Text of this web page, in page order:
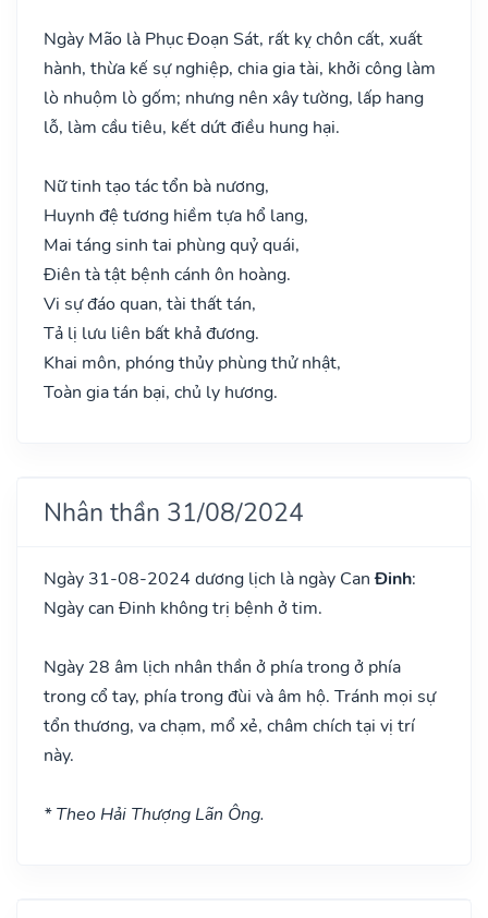
Ngày Mão là Phục Đoạn Sát, rất kỵ chôn cất, xuất
hành, thừa kế sự nghiệp, chia gia tài, khởi công làm
lò nhuộm lò gốm; nhưng nên xây tường, lấp hang
lỗ, làm cầu tiêu, kết dứt điều hung hại.
Nữ tinh tạo tác tổn bà nương,
Huynh đệ tương hiềm tựa hổ lang,
Mai táng sinh tai phùng quỷ quái,
Điên tà tật bệnh cánh ôn hoàng.
Vi sự đáo quan, tài thất tán,
Tả lị lưu liên bất khả đương.
Khai môn, phóng thủy phùng thử nhật,
Toàn gia tán bại, chủ ly hương.
Nhân thần 31/08/2024
Ngày 31-08-2024 dương lịch là ngày CanĐinh:
Ngày can Đinh không trị bệnh ở tim.
Ngày 28 âm lịch nhân thần ở phía trong ở phía
trong cổ tay, phía trong đùi và âm hộ. Tránh mọi sự
tổn thương, va chạm, mổ xẻ, châm chích tại vị trí
này.
* Theo Hải Thượng Lãn Ông.